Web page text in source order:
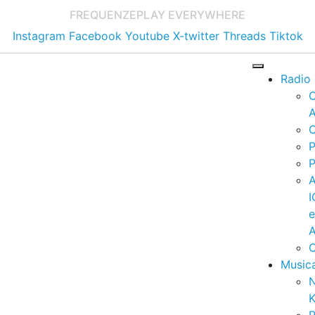
FREQUENZEPLAY EVERYWHERE
Instagram Facebook Youtube X-twitter Threads Tiktok
Radio
e